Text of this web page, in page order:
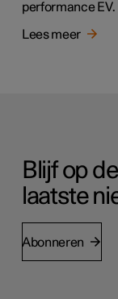
performance EV.
Lees meer
Blijf op
laatste
Abonneren